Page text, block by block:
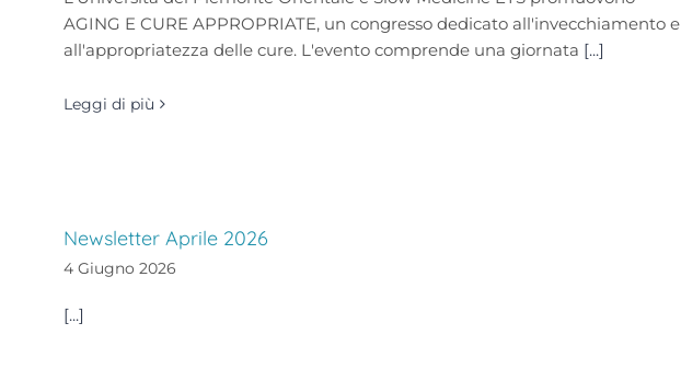
AGING E CURE APPROPRIATE, un congresso dedicato all'invecchiamento e
all'appropriatezza delle cure. L'evento comprende una giornata [...]
Leggi di più
Newsletter Aprile 2026
4 Giugno 2026
[...]